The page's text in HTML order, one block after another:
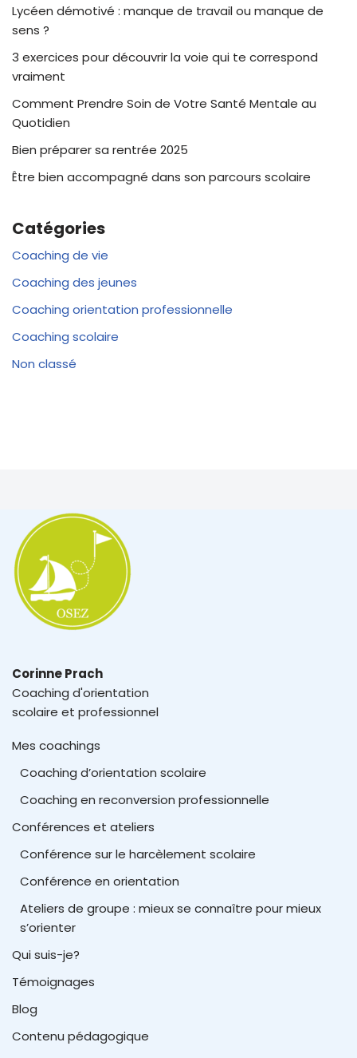
Lycéen démotivé : manque de travail ou manque de
sens ?
3 exercices pour découvrir la voie qui te correspond
vraiment
Comment Prendre Soin de Votre Santé Mentale au
Quotidien
Bien préparer sa rentrée 2025
Être bien accompagné dans son parcours scolaire
Catégories
Coaching de vie
Coaching des jeunes
Coaching orientation professionnelle
Coaching scolaire
Non classé
Corinne Prach
Coaching d'orientation
scolaire et professionnel
Mes coachings
Coaching d’orientation scolaire
Coaching en reconversion professionnelle
Conférences et ateliers
Conférence sur le harcèlement scolaire
Conférence en orientation
Ateliers de groupe : mieux se connaître pour mieux
s’orienter
Qui suis-je?
Témoignages
Blog
Contenu pédagogique